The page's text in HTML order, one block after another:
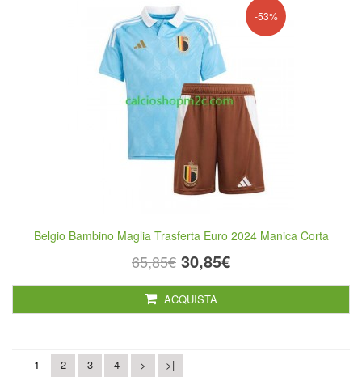
-53%
Belgio Bambino Maglia Trasferta Euro 2024 Manica Corta
65,85€ 30,85€
ACQUISTA
1 2 3 4 > >|